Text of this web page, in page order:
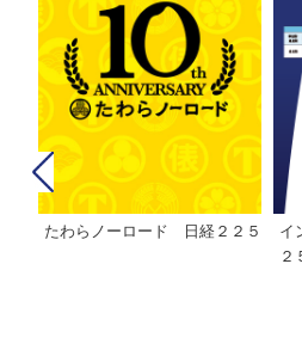
たわらノーロード 日経２２５
イ
２